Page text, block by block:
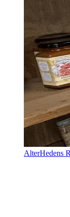
AlterHedens